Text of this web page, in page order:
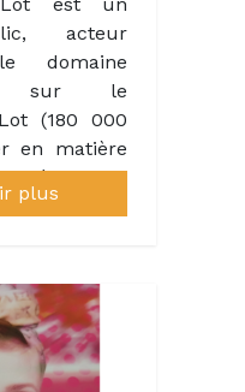
acteur
domaine
sur le
(180 000
en matière
déchets, il
sa création
collecte du
de
et du
son action
plus